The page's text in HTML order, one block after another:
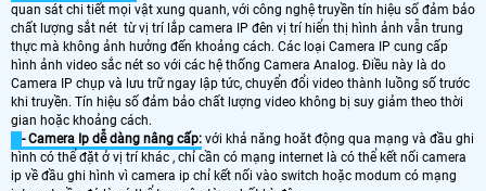
quan sát chi tiết mọi vật xung quanh, với công nghệ truyền tín hiệu số đảm bảo
chất lượng sắt nét từ vị trí lắp camera IP đên vị trí hiển thị hình ảnh vẫn trung
thực mà không ảnh hưởng đến khoảng cách. Các loại Camera IP cung cấp
hình ảnh video sắc nét so với các hệ thống Camera Analog. Điều này là do
Camera IP chụp và lưu trữ ngay lập tức, chuyển đổi video thành luồng số trước
khi truyền. Tín hiệu số đảm bảo chất lượng video không bị suy giảm theo thời
gian hoặc khoảng cách.
- Camera Ip dễ dàng nâng cấp: với khả năng hoăt động qua mạng và đầu ghi
hình có thể đặt ở vị trí khác , chỉ cần có mạng internet là có thể kết nối camera
ip về đầu ghi hình vì camera ip chỉ kết nối vào switch hoặc modum có mạng